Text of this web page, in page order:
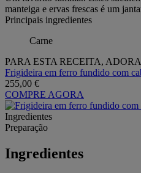
manteiga e ervas frescas é um
Principais ingredientes
Carne
PARA ESTA RECEITA,
Frigideira em ferro fundido com
255,00 €
COMPRE AGORA
Ingredientes
Preparação
Ingredientes